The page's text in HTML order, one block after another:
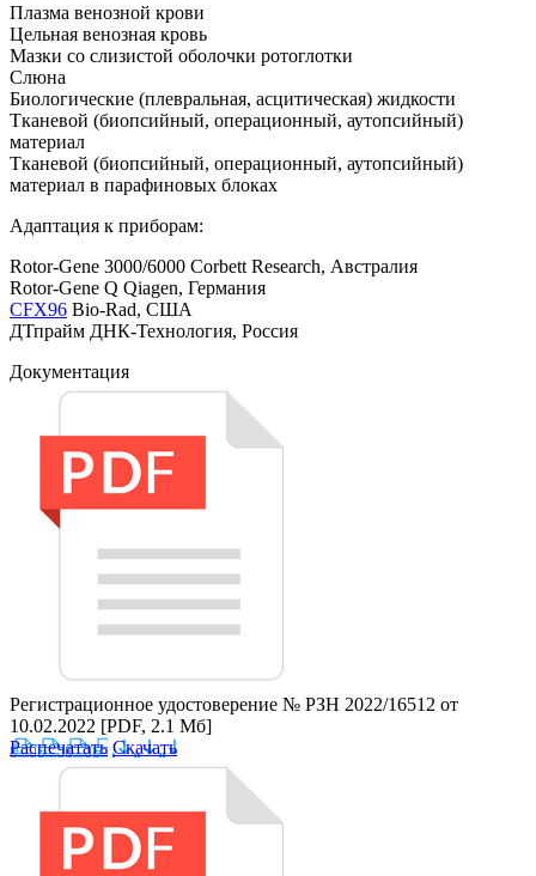
Плазма венозной крови
Цельная венозная кровь
Мазки со слизистой оболочки ротоглотки
Слюна
Биологические (плевральная, асцитическая) жидкости
Тканевой (биопсийный, операционный, аутопсийный)
материал
Тканевой (биопсийный, операционный, аутопсийный)
материал в парафиновых блоках
Адаптация к приборам:
Rotor-Gene 3000/6000 Corbett Research, Австралия
Rotor-Gene Q Qiagen, Германия
CFX96 Bio-Rad, США
ДТпрайм ДНК-Технология, Россия
Документация
Регистрационное удостоверение № РЗН 2022/16512 от
10.02.2022 [PDF, 2.1 Мб]
Распечатать Скачать